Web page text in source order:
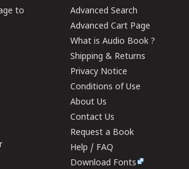
to
Advanced Search
Advanced Cart Page
What is Audio Book ?
Shipping & Returns
Privacy Notice
Conditions of Use
About Us
Contact Us
Request a Book
Help / FAQ
Download Fonts